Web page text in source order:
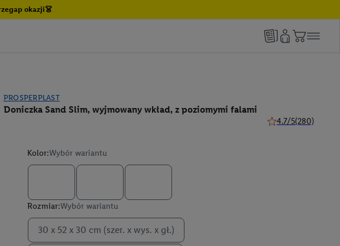
okazji👗
PROSPERPLAST
Doniczka Sand Slim, wyjmowany wkład, z poziomymi falami
4.7/5(280)
Kolor:Wybór wariantu
Rozmiar:Wybór wariantu
30 x 52 x 30 cm (szer. x wys. x gł.)